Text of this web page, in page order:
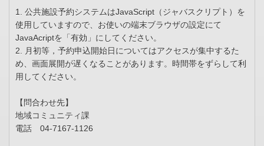
1. 公共施設予約システムはJavaScript（ジャバスクリプト）を
使用していますので、お使いの端末ブラウザの設定にて
JavaAcriptを「有効」にしてください。
2. 月初等，予約申込開始日についてはアクセスが集中するた
め、画面展開が遅くなることがあります。時間帯をずらして利
用してください。
【問合わせ先】
地域コミュニティ課
電話 04-7167-1126